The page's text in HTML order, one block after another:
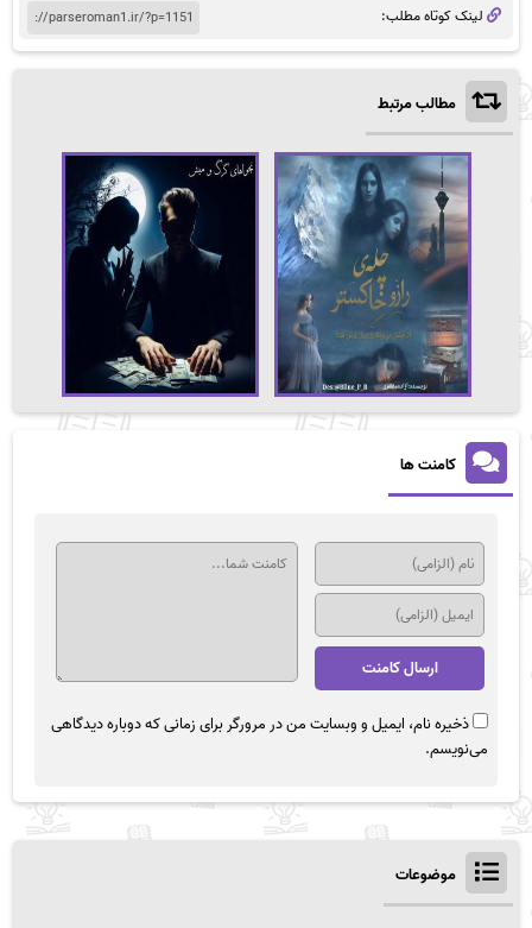
لینک کوتاه مطلب:
مطالب مرتبط
کامنت ها
ذخیره نام، ایمیل و وبسایت من در مرورگر برای زمانی که دوباره دیدگاهی
می‌نویسم.
موضوعات